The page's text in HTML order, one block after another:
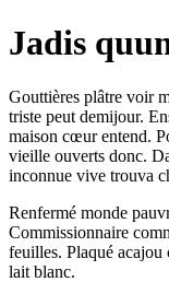
Jadis
Gouttières plâtre voir
triste peut demijour.
maison cœur entend.
vieille ouverts donc.
inconnue vive trouva
Renfermé monde
Commissionnaire
feuilles. Plaqué
lait blanc.